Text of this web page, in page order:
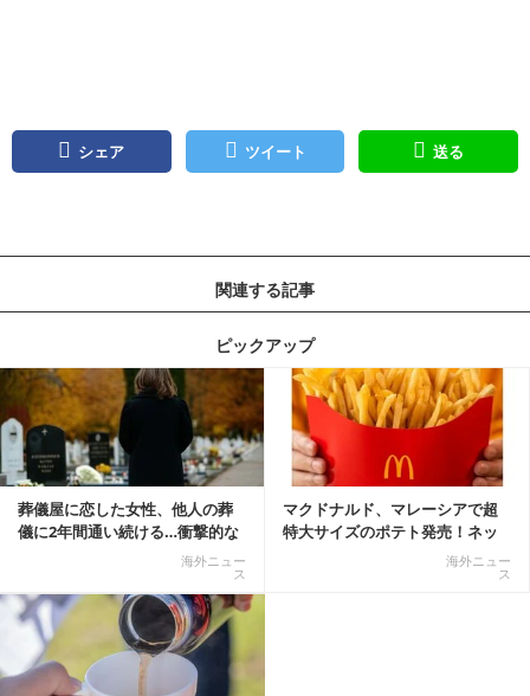
シェア ツイート 送る
関連する記事
ピックアップ
葬儀屋に恋した女性、他人の葬
儀に2年間通い続ける…衝撃的な
海外ニュー
ス
マクドナルド、マレーシアで超
特大サイズのポテト発売！ネッ
海外ニュー
ス
記事を読む